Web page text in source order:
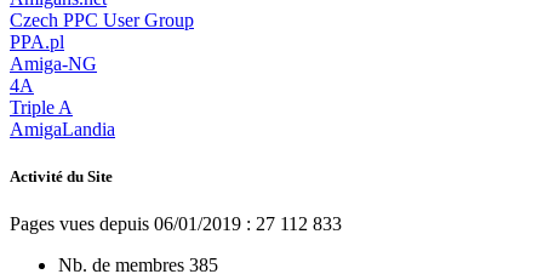
Czech PPC User Group
PPA.pl
Amiga-NG
4A
Triple A
AmigaLandia
Activité du Site
Pages vues depuis 06/01/2019 : 27 112 833
Nb. de membres 385